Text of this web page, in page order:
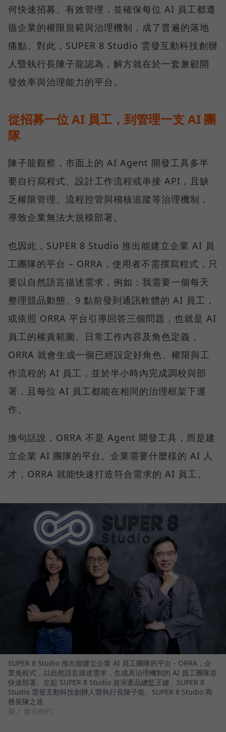
何快速招募、有效管理，並確保每位 AI 員工都遵
循企業的權限規範與治理機制，成了普遍的落地
痛點。對此，SUPER 8 Studio 雲發互動科技創辦
人暨執行長陳子龍認為，解方就在於一套兼顧開
發效率與治理能力的平台。
從招募一位 AI 員工，到管理一支 AI 團
隊
陳子龍觀察，市面上的 AI Agent 開發工具多半
要自行寫程式、設計工作流程或串接 API，且缺
乏權限管理、流程控管與稽核追蹤等治理機制，
導致企業無法大規模部署。
也因此，SUPER 8 Studio 推出能建立企業 AI 員
工團隊的平台 – ORRA，使用者不需撰寫程式，只
要以自然語言描述需求，例如：我需要一個每天
整理競品動態、9 點前發到通訊軟體的 AI 員工，
或依照 ORRA 平台引導回答三個問題，也就是 AI
員工的權責範圍、日常工作內容及角色定義，
ORRA 就會生成一個已經設定好角色、權限與工
作流程的 AI 員工，並於半小時內完成調校與部
署，且每位 AI 員工都能在相同的治理框架下運
作。
換句話說，ORRA 不是 Agent 開發工具，而是建
立企業 AI 團隊的平台。企業需要什麼樣的 AI 人
才，ORRA 就能快速打造符合需求的 AI 員工。
SUPER 8 Studio 推出能建立企業 AI 員工團隊的平台 - ORRA，企
業免程式，以自然語言描述需求，生成具治理機制的 AI 員工團隊並
快速部署。左起 SUPER 8 Studio 資深產品總監王婕、SUPER 8
Studio 雲發互動科技創辦人暨執行長陳子龍、SUPER 8 Studio 商
務長陳之逵
圖／ 數位時代